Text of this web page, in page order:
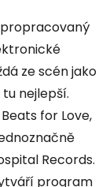
ze scén jako
nejlepší.
for Love,
Records.
program